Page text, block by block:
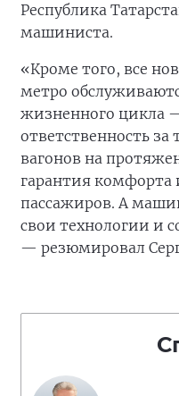
Республика
машиниста.
«Кроме того, все
метро
жизненного цикла
ответственность за
вагонов на
гарантия комфорта
пассажиров. А
свои технологии и
— резюмировал